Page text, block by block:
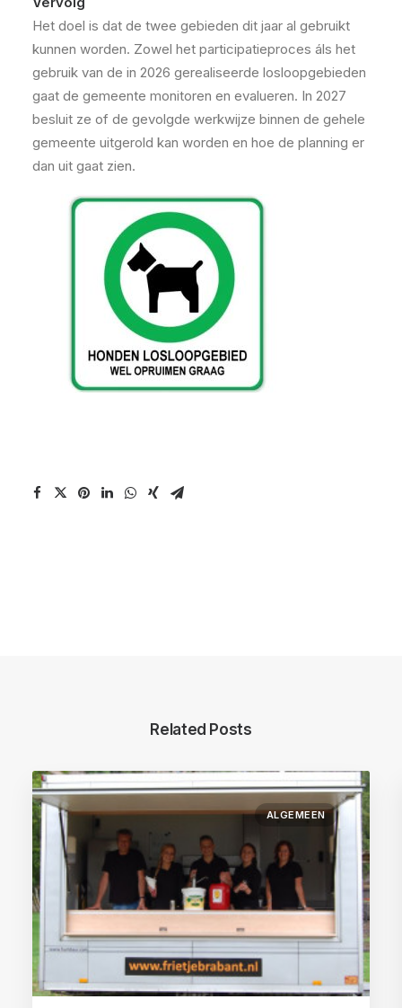
Het doel is dat de twee gebieden dit jaar al gebruikt
kunnen worden. Zowel het participatieproces áls het
gebruik van de in 2026 gerealiseerde losloopgebieden
gaat de gemeente monitoren en evalueren. In 2027
besluit ze of de gevolgde werkwijze binnen de gehele
gemeente uitgerold kan worden en hoe de planning er
dan uit gaat zien.
Related Posts
ALGEMEEN